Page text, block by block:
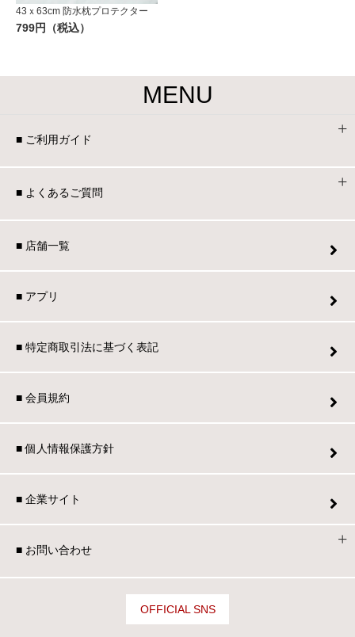
43ｘ63cm 防水枕プロテクター
799円（税込）
MENU
■ ご利用ガイド
■ よくあるご質問
■ 店舗一覧
■ アプリ
■ 特定商取引法に基づく表記
■ 会員規約
■ 個人情報保護方針
■ 企業サイト
■ お問い合わせ
OFFICIAL SNS